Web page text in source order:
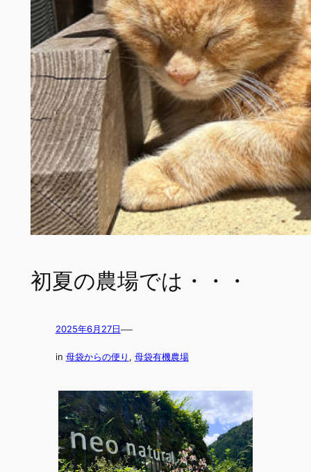
初夏の農場では・・・
2025年6月27日 —
in 母袋からの便り , 母袋有機農場